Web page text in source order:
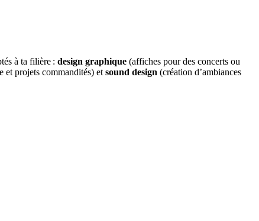
à ta filière : design graphique (affiches pour des concerts ou
et projets commandités) et sound design (création d’ambiances